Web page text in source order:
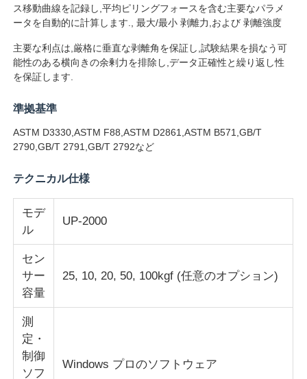
製品
企業情報
会社案内
品質管理
お問い合わせ
見積依頼
研究室試験装置
環境試験室
ユニバーサルテストマシン
ス移動曲線を記録し,平均ピリングフォースを含む主要なパラメ
ータを自動的に計算します., 最大/最小 剥離力,および 剥離強度
主要な利点は,厳格に垂直な剥離角を保証し,試験結果を損なう可
能性のある横向きの余剰力を排除し,データ正確性と繰り返し性
を保証します.
準拠基準
ASTM D3330,ASTM F88,ASTM D2861,ASTM B571,GB/T
2790,GB/T 2791,GB/T 2792など
テクニカル仕様
モデ
ル
UP-2000
セン
サー
容量
25, 10, 20, 50, 100kgf (任意のオプション)
測
定・
制御
ソフ
Windows プロのソフトウェア